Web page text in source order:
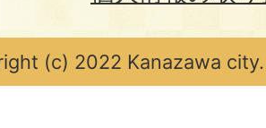
(c) 2022 Kanazawa